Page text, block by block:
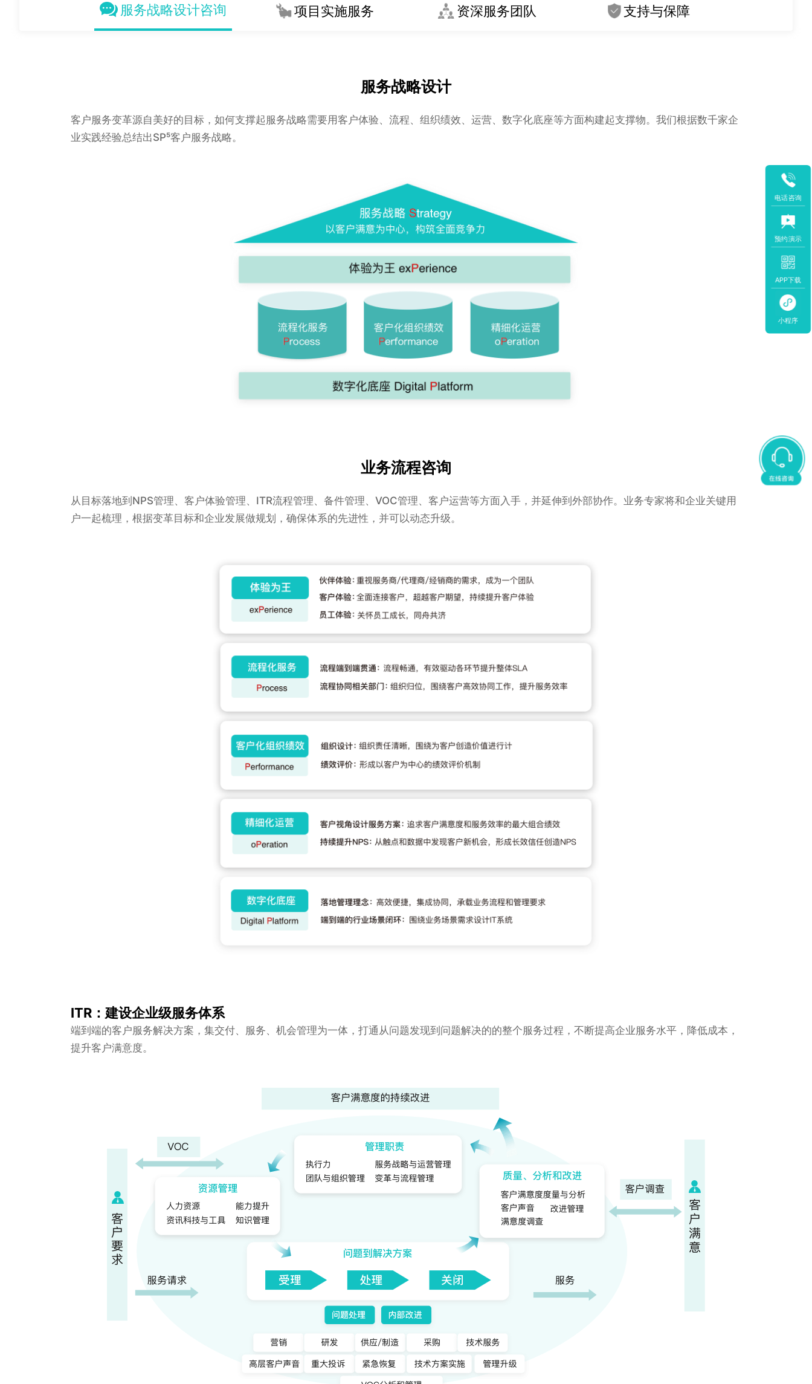
服务战略设计咨询 项目实施服务 资深服务团队 支持与保障
服务战略设计
客户服务变革源自美好的目标，如何支撑起服务战略需要用客户体验、流程、组织绩效、运营、数字化底座等方面构建起支撑物。我们根据数千家企
业实践经验总结出SP⁵客户服务战略。
业务流程咨询
从目标落地到NPS管理、客户体验管理、ITR流程管理、备件管理、VOC管理、客户运营等方面入手，并延伸到外部协作。业务专家将和企业关键用
户一起梳理，根据变革目标和企业发展做规划，确保体系的先进性，并可以动态升级。
ITR：建设企业级服务体系
端到端的客户服务解决方案，集交付、服务、机会管理为一体，打通从问题发现到问题解决的的整个服务过程，不断提高企业服务水平，降低成本，
提升客户满意度。
电话咨询
预约演示
APP下载
小程序